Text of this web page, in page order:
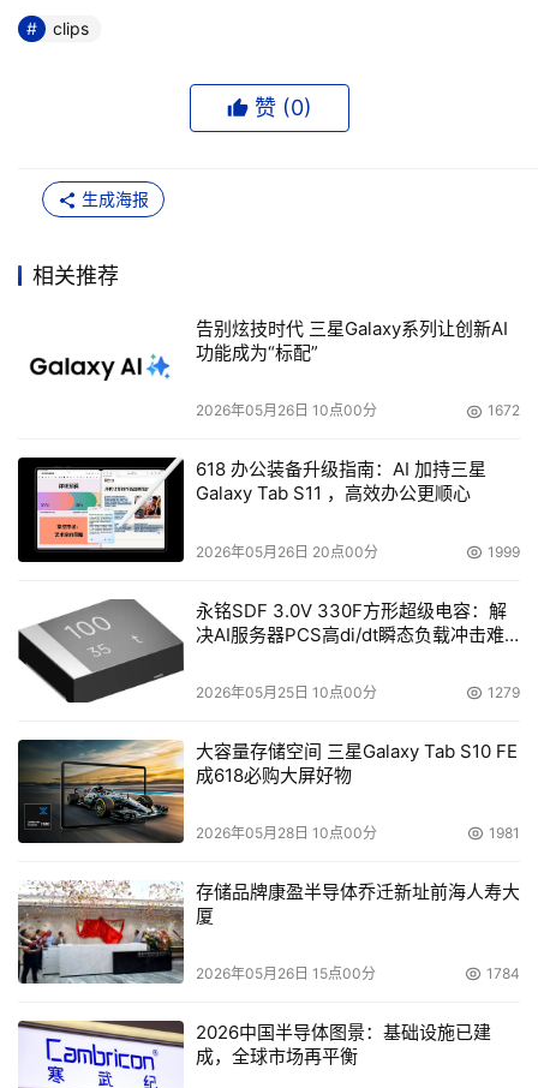
HDS宣布将在全国12个城市展开为期一个多月的主题为
全国的用户及渠道合作伙伴诠释其“面向应用而优化的存储”
Falconstor虚拟带库全面支持Sun Solaris10系统
飞康公司近日对外宣布，该公司的虚拟带库解决方案进
作系统。Solaris 10是一款非常先进的UNIX操作系统，是首
个基于64位扩展技术的Solaris操作系统。Solaris 10操作系
统集成了强大的全新功能，带来最新的网络及应用性能、文
运行于此系统之上，为SAN中的备份服务提供高速磁盘作为
虚拟磁带或是虚拟带库。
McDATA收购CNT，强化全球企业数据基础架构战略
SAN供应商McDATA公司今天在北京正式宣布并购CNT
公司后的市场发展策略、合并的产品规划蓝图和目标经营模
式。从美国总部过来的全球营销副总裁韦恩.莫里斯先生亲
临现场介绍了McDATA的全球数据基础架构（Global
Enterprise Data Infrastructure）战略。
赛门铁克整合VERITAS发首款集成安全与存储软件
赛门铁克计划将于本周发布第一款整合产品，其中包括
该公司安全产品及最近收购的VERITAS公司的存储、备份和
恢复产品。 赛门铁克电子邮件安全性和可用性产品更多地
产品高级主管Nick Mehta也表示，该产品整合了公司电子
邮件安全产品，以及维尔软件的Enterprise Vault电子邮件
clips
赞 (0)
生成海报
相关推荐
告别炫技时代 三星Galaxy系列让创新AI
功能成为“标配”
2026年05月26日 10点00分 1672
618 办公装备升级指南：AI 加持三星
Galaxy Tab S11 ，高效办公更顺心
2026年05月26日 20点00分 1999
永铭SDF 3.0V 330F方形超级电容：解
决AI服务器PCS高di/dt瞬态负载冲击难
2026年05月25日 10点00分 1279
大容量存储空间 三星Galaxy Tab S10 FE
成618必购大屏好物
2026年05月28日 10点00分 1981
存储品牌康盈半导体乔迁新址前海人寿大
厦
2026年05月26日 15点00分 1784
2026中国半导体图景：基础设施已建
成，全球市场再平衡